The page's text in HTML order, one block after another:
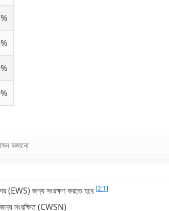
কমানো
(EWS) জন্য সংরক্ষণ করতে হবে [2:1]
জন্য সংরক্ষিত (CWSN)